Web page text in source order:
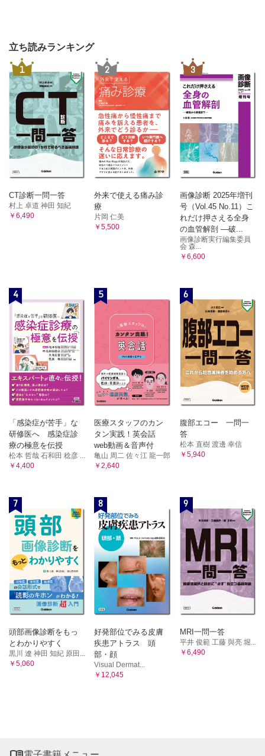
立ち読みランキング
1
CT診断一問一答
村上 卓道 神田 知紀
￥6,490
2
外来で使える痛み診
療
片岡 仁美
￥5,500
3
画像診断 2025年増刊
号（Vol.45 No.11）こ
れだけ押さえる全身
の血管解剖 ―破...
画像診断実行編集委員
会 森...
￥6,600
4
「感染症が苦手」な
研修医へ 感染症診
療の極意を伝授
松本 哲哉 石和田 稔彦 ...
￥4,400
5
医療スタッフのカン
タン実践！英会話
web動画＆音声付
亀山 周二 佐々江 龍一郎
￥2,640
6
腹部エコー 一問一
答
松本 直樹 渡邊 幸信
￥5,940
7
頭部画像診断をもっ
とわかりやすく
黒川 遼 神田 知紀 原田...
￥5,060
8
好発部位でみる皮膚
疾患アトラス 頭
部・顔
Visual Dermat...
￥12,045
9
MRI一問一答
平井 俊範 工藤 與亮 堀...
￥6,490